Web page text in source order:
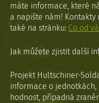
máte informace, které
a napište nám! Kontakty
také na stránku: Co od
Jak můžete zjistit další
Projekt Hultschiner-
informace o
hodnost, případná